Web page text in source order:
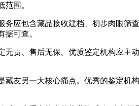
范围。
包含藏品接收建档、初步肉眼筛
据可查。
、售后无保。优质鉴定机构应主
另一大核心痛点。优秀的鉴定机